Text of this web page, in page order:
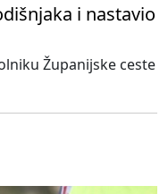
i nastavio
Županijske ceste